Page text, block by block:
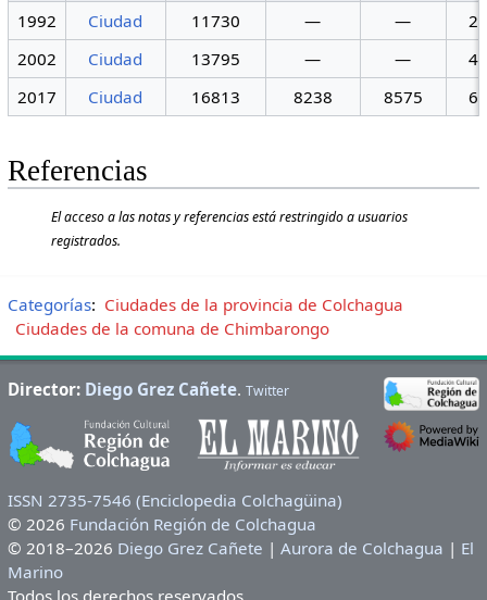
1992
Ciudad 11730 — —
2002
Ciudad 13795 — —
2017
Ciudad 16813 8238 8575
Referencias
El acceso a las notas y referencias está restringido a usuarios
registrados.
Categorías: Ciudades de la provincia de Colchagua
Ciudades de la comuna de Chimbarongo
Director: Diego Grez Cañete. Twitter
ISSN 2735-7546 (Enciclopedia Colchagüina)
© 2026 Fundación Región de Colchagua
© 2018–2026 Diego Grez Cañete | Aurora de Colchagua | El
Marino